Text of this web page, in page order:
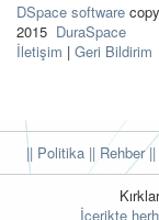
DSpace software
2015 DuraSpace
İletişim | Geri Bildirim
|| Politika || Rehber||
İçerikte